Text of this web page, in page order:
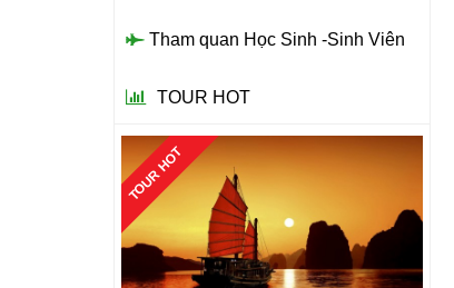
Tham quan Học Sinh -Sinh Viên
TOUR HOT
TOUR HOT